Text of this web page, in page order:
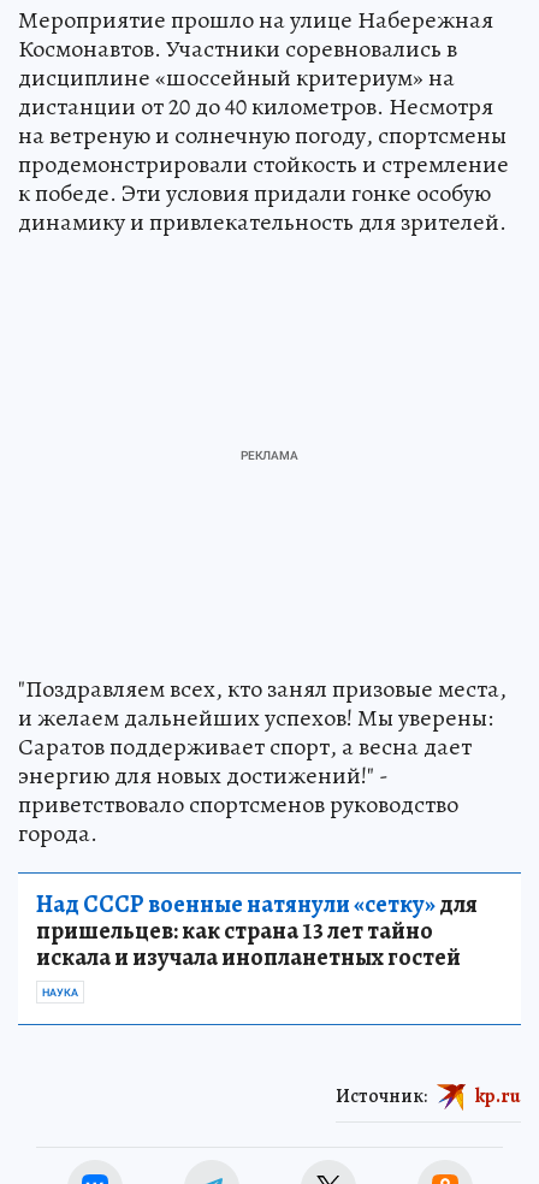
Мероприятие прошло на улице Набережная
Космонавтов. Участники соревновались в
дисциплине «шоссейный критериум» на
дистанции от 20 до 40 километров. Несмотря
на ветреную и солнечную погоду, спортсмены
продемонстрировали стойкость и стремление
к победе. Эти условия придали гонке особую
динамику и привлекательность для зрителей.
"Поздравляем всех, кто занял призовые места,
и желаем дальнейших успехов! Мы уверены:
Саратов поддерживает спорт, а весна дает
энергию для новых достижений!" -
приветствовало спортсменов руководство
города.
Над СССР военные натянули «сетку»для
пришельцев: как страна 13 лет тайно
искала и изучала инопланетных гостей
НАУКА
Источник: kp.ru